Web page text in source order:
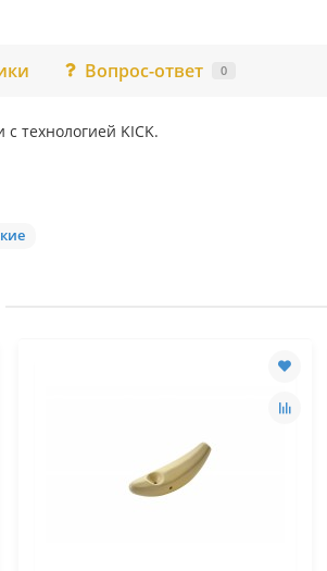
Вопрос-ответ 0
технологией KICK.